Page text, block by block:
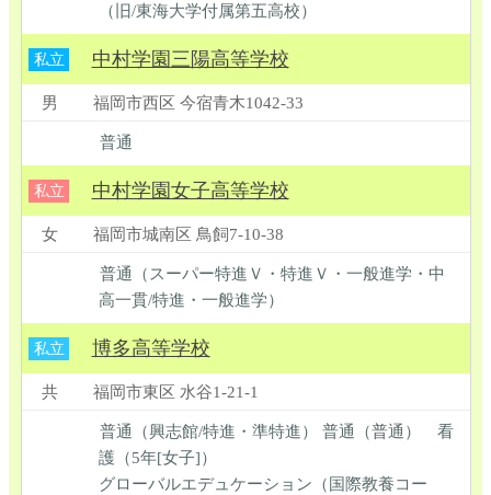
（旧/東海大学付属第五高校）
私立 中村学園三陽高等学校
男 福岡市西区 今宿青木1042-33
普通
私立 中村学園女子高等学校
女 福岡市城南区 鳥飼7-10-38
普通（スーパー特進Ｖ・特進Ｖ・一般進学・中
高一貫/特進・一般進学）
私立 博多高等学校
共 福岡市東区 水谷1-21-1
普通（興志館/特進・準特進） 普通（普通） 看
護（5年[女子]）
グローバルエデュケーション（国際教養コー